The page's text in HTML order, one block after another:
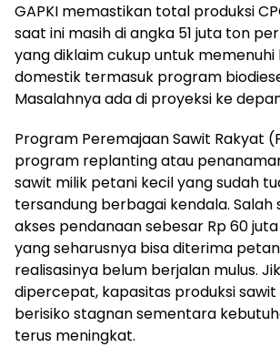
GAPKI memastikan total produksi
saat ini masih di angka 51 juta ton
yang diklaim cukup untuk
domestik termasuk program
Masalahnya ada di proyeksi ke
Program Peremajaan Sawit Rakyat
program replanting atau
sawit milik petani kecil yang sudah
tersandung berbagai kendala. Salah
akses pendanaan sebesar Rp 60
yang seharusnya bisa diterima
realisasinya belum berjalan mulus.
dipercepat, kapasitas produksi sawit
berisiko stagnan sementara
terus meningkat.